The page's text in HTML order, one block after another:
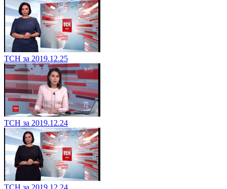
ТСН за 2019.12.25
ТСН за 2019.12.24
ТСН за 2019.12.24